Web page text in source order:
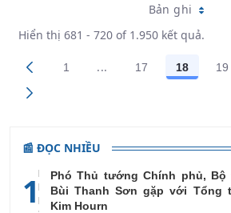
Bản ghi
Hiển thị 681 - 720 of 1.950 kết quả.
Các trang trên cổng
1 ...Trang trung gian Use
Các trang trên
17 Các
18 19
📰 ĐỌC NHIỀU
1
Phó Thủ tướng Chính phủ, Bộ
Bùi Thanh Sơn gặp với Tổng
Kim Hourn